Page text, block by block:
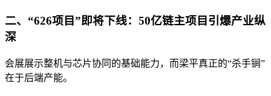
二、“626项目”即将下线：50亿链主项目引爆产业纵
深
会展展示整机与芯片协同的基础能力，而梁平真正的“杀手锏”
在于后端产能。